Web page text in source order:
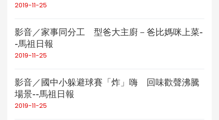
2019-11-25
影音／家事同分工 型爸大主廚－爸比媽咪上菜-
-馬祖日報
2019-11-25
影音／國中小躲避球賽「炸」嗨 回味歡聲沸騰
場景--馬祖日報
2019-11-25